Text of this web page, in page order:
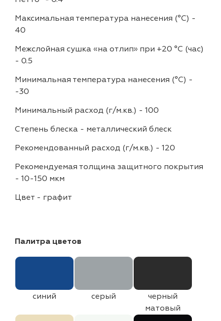
Максимальная температура нанесения (°С) -
40
Межслойная сушка «на отлип» при +20 °С (час)
- 0.5
Минимальная температура нанесения (°С) -
-30
Минимальный расход (г/м.кв.) - 100
Степень блеска - металлический блеск
Рекомендованный расход (г/м.кв.) - 120
Рекомендуемая толщина защитного покрытия
- 10-150 мкм
Цвет - графит
Палитра цветов
синий серый
черный
матовый